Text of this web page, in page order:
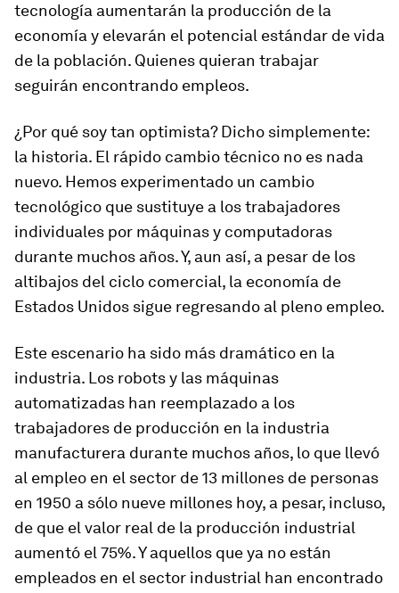
tecnología aumentarán la producción de la
economía y elevarán el potencial estándar de vida
de la población. Quienes quieran trabajar
seguirán encontrando empleos.
¿Por qué soy tan optimista? Dicho simplemente:
la historia. El rápido cambio técnico no es nada
nuevo. Hemos experimentado un cambio
tecnológico que sustituye a los trabajadores
individuales por máquinas y computadoras
durante muchos años. Y, aun así, a pesar de los
altibajos del ciclo comercial, la economía de
Estados Unidos sigue regresando al pleno empleo.
Este escenario ha sido más dramático en la
industria. Los robots y las máquinas
automatizadas han reemplazado a los
trabajadores de producción en la industria
manufacturera durante muchos años, lo que llevó
al empleo en el sector de 13 millones de personas
en 1950 a sólo nueve millones hoy, a pesar, incluso,
de que el valor real de la producción industrial
aumentó el 75%. Y aquellos que ya no están
empleados en el sector industrial han encontrado